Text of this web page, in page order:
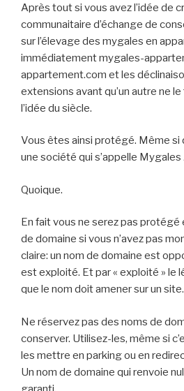
Après tout si vous avez l’idée de
communaitaire d’échange de
sur l’élevage des mygales en
immédiatement mygales-
appartement.com et les
extensions avant qu’un autre ne
l’idée du siècle.
Vous êtes ainsi protégé. Même si
une société qui s’appelle
Quoique.
En fait vous ne serez pas protégé
de domaine si vous n’avez pas
claire: un nom de domaine est
est exploité. Et par « exploité » le
que le nom doit amener sur un site.
Ne réservez pas des noms de
conserver. Utilisez-les, même si
les mettre en parking ou en
Un nom de domaine qui renvoie